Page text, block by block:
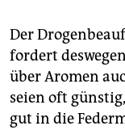
Der
fordert
über Aromen
seien oft
gut in die